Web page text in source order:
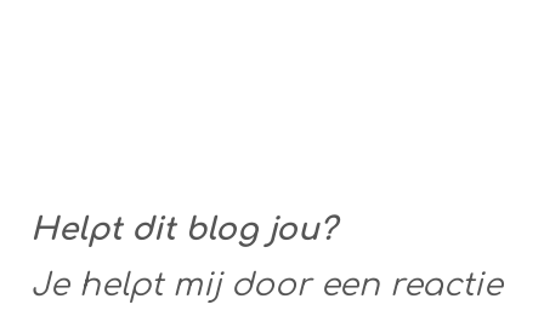
Helpt dit blog jou?
Je helpt mij door een reactie